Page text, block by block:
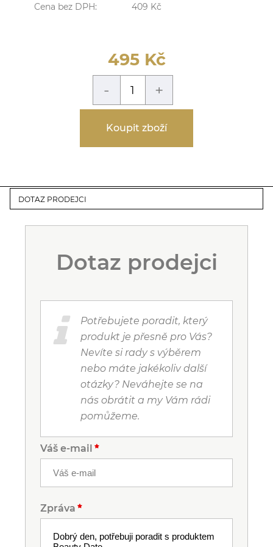
Cena bez DPH: 409 Kč
495 Kč
- +
Koupit zboží
DOTAZ PRODEJCI
Dotaz prodejci
Potřebujete poradit, který
produkt je přesně pro Vás?
Nevíte si rady s výběrem
nebo máte jakékoliv další
otázky? Neváhejte se na
nás obrátit a my Vám rádi
pomůžeme.
Váš e-mail
Zpráva